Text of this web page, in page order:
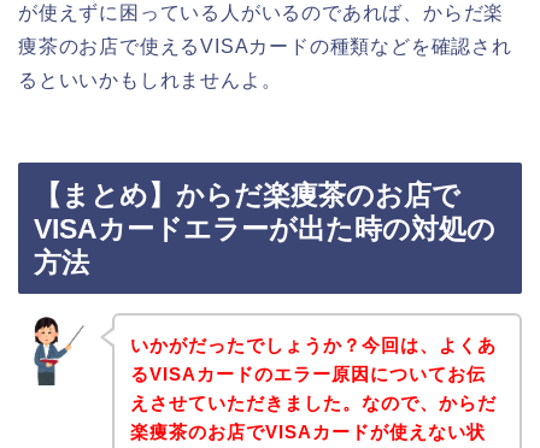
が使えずに困っている人がいるのであれば、からだ楽
痩茶のお店で使えるVISAカードの種類などを確認され
るといいかもしれませんよ。
【まとめ】からだ楽痩茶のお店で
VISAカードエラーが出た時の対処の
方法
いかがだったでしょうか？今回は、よくあ
るVISAカードのエラー原因についてお伝
えさせていただきました。なので、からだ
楽痩茶のお店でVISAカードが使えない状